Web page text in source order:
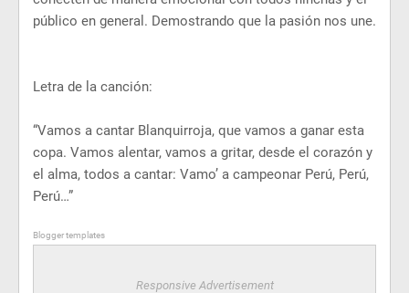
público en general. Demostrando que la pasión nos une.
Letra de la canción:
“Vamos a cantar Blanquirroja, que vamos a ganar esta
copa. Vamos alentar, vamos a gritar, desde el corazón y
el alma, todos a cantar: Vamo’ a campeonar Perú, Perú,
Perú…”
Blogger templates
Responsive Advertisement